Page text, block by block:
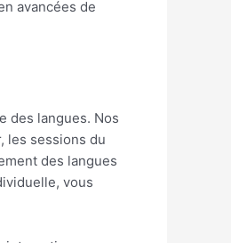
avancées de
des langues. Nos
les sessions du
des langues
vous